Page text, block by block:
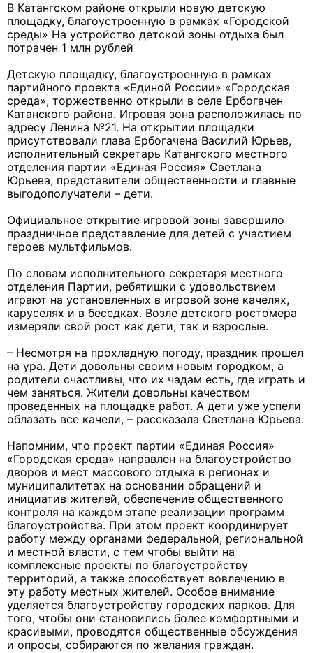
В Катангском районе открыли новую детскую
площадку, благоустроенную в рамках «Городской
среды» На устройство детской зоны отдыха был
потрачен 1 млн рублей
Детскую площадку, благоустроенную в рамках
партийного проекта «Единой России» «Городская
среда», торжественно открыли в селе Ербогачен
Катанского района. Игровая зона расположилась по
адресу Ленина №21. На открытии площадки
присутствовали глава Ербогачена Василий Юрьев,
исполнительный секретарь Катангского местного
отделения партии «Единая Россия» Светлана
Юрьева, представители общественности и главные
выгодополучатели – дети.
Официальное открытие игровой зоны завершило
праздничное представление для детей с участием
героев мультфильмов.
По словам исполнительного секретаря местного
отделения Партии, ребятишки с удовольствием
играют на установленных в игровой зоне качелях,
каруселях и в беседках. Возле детского ростомера
измеряли свой рост как дети, так и взрослые.
– Несмотря на прохладную погоду, праздник прошел
на ура. Дети довольны своим новым городком, а
родители счастливы, что их чадам есть, где играть и
чем заняться. Жители довольны качеством
проведенных на площадке работ. А дети уже успели
облазать все качели, – рассказала Светлана Юрьева.
Напомним, что проект партии «Единая Россия»
«Городская среда» направлен на благоустройство
дворов и мест массового отдыха в регионах и
муниципалитетах на основании обращений и
инициатив жителей, обеспечение общественного
контроля на каждом этапе реализации программ
благоустройства. При этом проект координирует
работу между органами федеральной, региональной
и местной власти, с тем чтобы выйти на
комплексные проекты по благоустройству
территорий, а также способствует вовлечению в
эту работу местных жителей. Особое внимание
уделяется благоустройству городских парков. Для
того, чтобы они становились более комфортными и
красивыми, проводятся общественные обсуждения
и опросы, собираются по желания граждан.